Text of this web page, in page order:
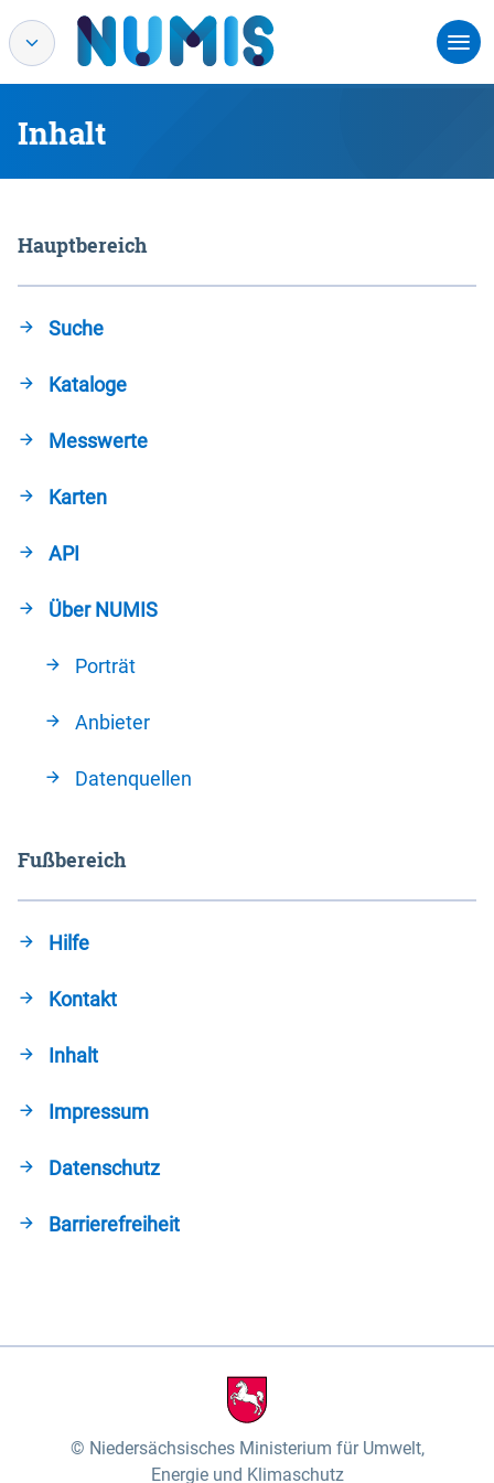
Inhalt
Hauptbereich
Suche
Kataloge
Messwerte
Karten
API
Über NUMIS
Porträt
Anbieter
Datenquellen
Fußbereich
Hilfe
Kontakt
Inhalt
Impressum
Datenschutz
Barrierefreiheit
Niedersächsisches Ministerium für Umwelt,
Energie und Klimaschutz